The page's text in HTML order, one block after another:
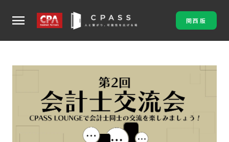
menu 関西版